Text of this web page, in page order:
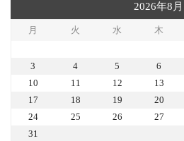
2026年8月
月 火 水 木
3
4 5 6
10
11 12 13
17
18 19 20
24
25 26 27
31